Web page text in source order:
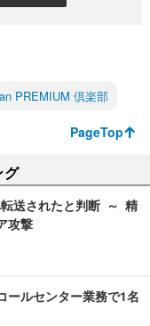
PREMIUM 倶楽部
PageTop
グ
送されたと判断 ～ 精
攻撃
ールセンター業務で1名